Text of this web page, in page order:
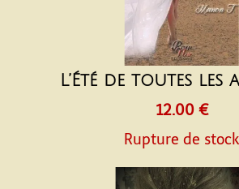
L’Été de toutes les
12.00 €
Rupture de stock